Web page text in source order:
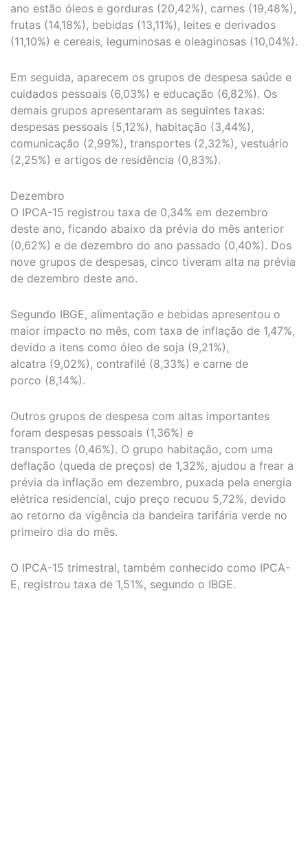
ano estão óleos e gorduras (20,42%), carnes (19,48%),
frutas (14,18%), bebidas (13,11%), leites e derivados
(11,10%) e cereais, leguminosas e oleaginosas (10,04%).
Em seguida, aparecem os grupos de despesa saúde e
cuidados pessoais (6,03%) e educação (6,82%). Os
demais grupos apresentaram as seguintes taxas:
despesas pessoais (5,12%), habitação (3,44%),
comunicação (2,99%), transportes (2,32%), vestuário
(2,25%) e artigos de residência (0,83%).
Dezembro
O IPCA-15 registrou taxa de 0,34% em dezembro
deste ano, ficando abaixo da prévia do mês anterior
(0,62%) e de dezembro do ano passado (0,40%). Dos
nove grupos de despesas, cinco tiveram alta na prévia
de dezembro deste ano.
Segundo IBGE, alimentação e bebidas apresentou o
maior impacto no mês, com taxa de inflação de 1,47%,
devido a itens como óleo de soja (9,21%),
alcatra (9,02%), contrafilé (8,33%) e carne de
porco (8,14%).
Outros grupos de despesa com altas importantes
foram despesas pessoais (1,36%) e
transportes (0,46%). O grupo habitação, com uma
deflação (queda de preços) de 1,32%, ajudou a frear a
prévia da inflação em dezembro, puxada pela energia
elétrica residencial, cujo preço recuou 5,72%, devido
ao retorno da vigência da bandeira tarifária verde no
primeiro dia do mês.
O IPCA-15 trimestral, também conhecido como IPCA-
E, registrou taxa de 1,51%, segundo o IBGE.